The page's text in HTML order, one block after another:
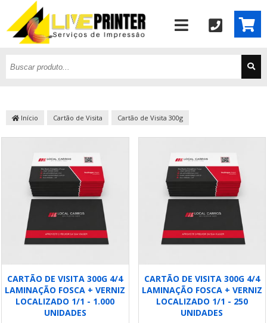
Início Cartão de Visita Cartão de Visita 300g
CARTÃO DE VISITA 300G 4/4
LAMINAÇÃO FOSCA + VERNIZ
LOCALIZADO 1/1 - 1.000
UNIDADES
CARTÃO DE VISITA 300G 4/4
LAMINAÇÃO FOSCA + VERNIZ
LOCALIZADO 1/1 - 250
UNIDADES